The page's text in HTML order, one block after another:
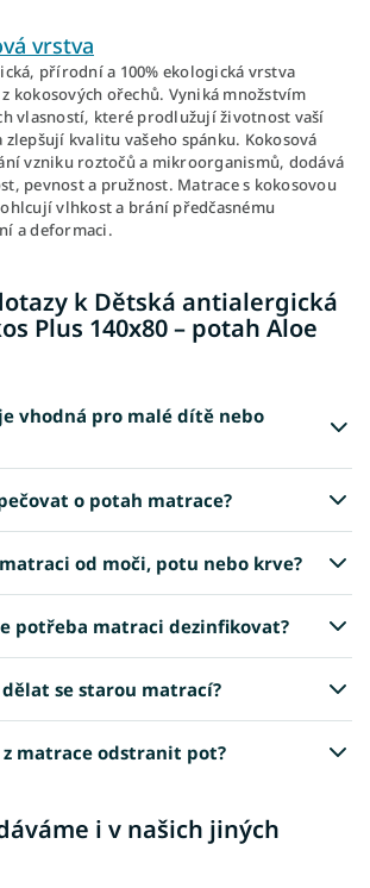
vrstva
přírodní a 100% ekologická vrstva
kokosových ořechů. Vyniká množstvím
vlasností, které prodlužují životnost vaší
zlepšují kvalitu vašeho spánku. Kokosová
vzniku roztočů a mikroorganismů, dodává
pevnost a pružnost. Matrace s kokosovou
vlhkost a brání předčasnému
a deformaci.
k Dětská antialergická
Plus 140x80 – potah Aloe
vhodná pro malé dítě nebo
o potah matrace?
od moči, potu nebo krve?
potřeba matraci dezinfikovat?
dělat se starou matrací?
z matrace odstranit pot?
i v našich jiných